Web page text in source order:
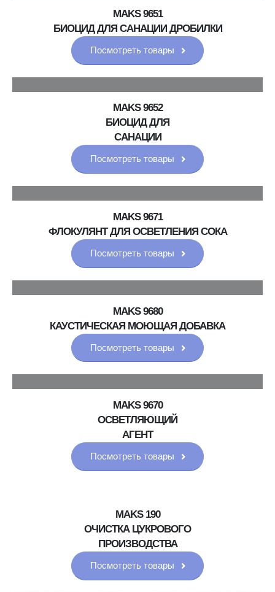
MAKS 9651
БИОЦИД ДЛЯ САНАЦИИ ДРОБИЛКИ
Посмотреть товары
MAKS 9652
БИОЦИД ДЛЯ
САНАЦИИ
Посмотреть товары
MAKS 9671
ФЛОКУЛЯНТ ДЛЯ ОСВЕТЛЕНИЯ СОКА
Посмотреть товары
MAKS 9680
КАУСТИЧЕСКАЯ МОЮЩАЯ ДОБАВКА
Посмотреть товары
MAKS 9670
ОСВЕТЛЯЮЩИЙ
АГЕНТ
Посмотреть товары
MAKS 190
ОЧИСТКА ЦУКРОВОГО
ПРОИЗВОДСТВА
Посмотреть товары